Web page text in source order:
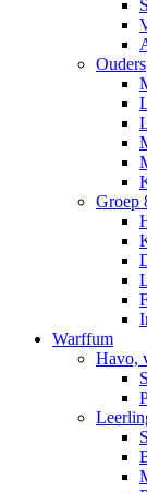
Ouders
Groep
Warffum
Havo,